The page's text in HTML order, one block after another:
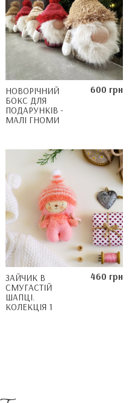
НОВОРІЧНИЙ
БОКС ДЛЯ
ПОДАРУНКІВ -
МАЛІ ГНОМИ
600 грн
ЗАЙЧИК В
СМУГАСТІЙ
ШАПЦІ.
КОЛЕКЦІЯ 1
460 грн